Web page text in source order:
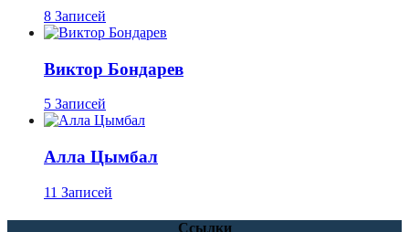
8 Записей
Виктор Бондарев
5 Записей
Алла Цымбал
11 Записей
Ссылки